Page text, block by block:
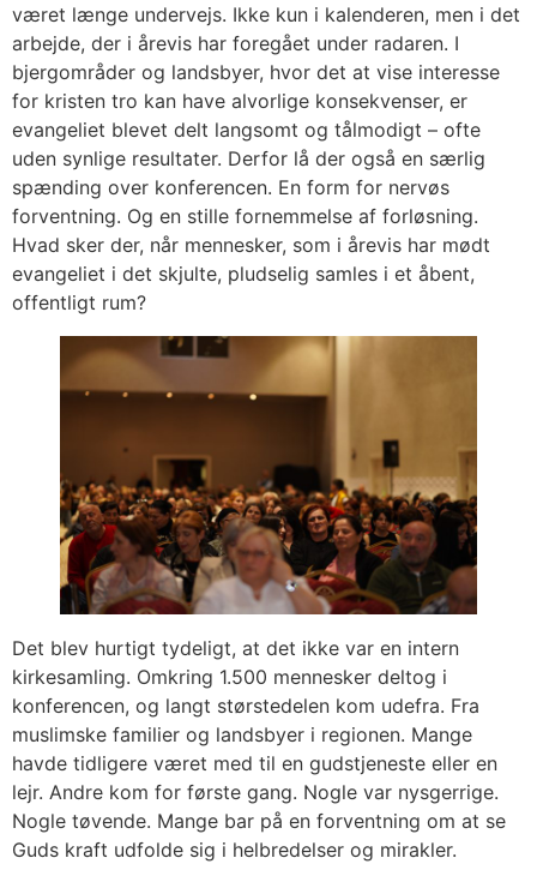
været længe undervejs. Ikke kun i kalenderen, men i det
arbejde, der i årevis har foregået under radaren. I
bjergområder og landsbyer, hvor det at vise interesse
for kristen tro kan have alvorlige konsekvenser, er
evangeliet blevet delt langsomt og tålmodigt – ofte
uden synlige resultater. Derfor lå der også en særlig
spænding over konferencen. En form for nervøs
forventning. Og en stille fornemmelse af forløsning.
Hvad sker der, når mennesker, som i årevis har mødt
evangeliet i det skjulte, pludselig samles i et åbent,
offentligt rum?
Det blev hurtigt tydeligt, at det ikke var en intern
kirkesamling. Omkring 1.500 mennesker deltog i
konferencen, og langt størstedelen kom udefra. Fra
muslimske familier og landsbyer i regionen. Mange
havde tidligere været med til en gudstjeneste eller en
lejr. Andre kom for første gang. Nogle var nysgerrige.
Nogle tøvende. Mange bar på en forventning om at se
Guds kraft udfolde sig i helbredelser og mirakler.